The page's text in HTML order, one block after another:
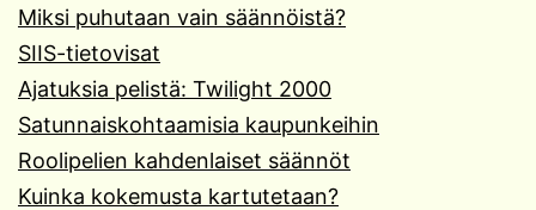
Miksi puhutaan vain säännöistä?
SIIS-tietovisat
Ajatuksia pelistä: Twilight 2000
Satunnaiskohtaamisia kaupunkeihin
Roolipelien kahdenlaiset säännöt
Kuinka kokemusta kartutetaan?